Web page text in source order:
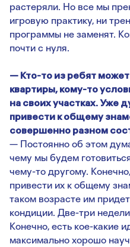
растеряли. Но все мы
игровую практику, ни
программы не заменят.
почти с нуля.
— Кто-то из ребят
квартиры, кому-то
на своих участках. Уже
привести к общему
совершенно разном
— Постоянно об этом
чему мы будем
чему-то другому.
привести их к общему
таком возрасте им
кондиции. Две-три
Конечно, есть кое-какие
максимально хорошо